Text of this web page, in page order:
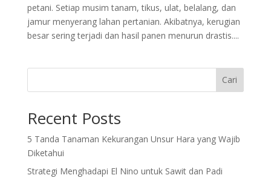
petani. Setiap musim tanam, tikus, ulat, belalang, dan
jamur menyerang lahan pertanian. Akibatnya, kerugian
besar sering terjadi dan hasil panen menurun drastis....
Cari
Recent Posts
5 Tanda Tanaman Kekurangan Unsur Hara yang Wajib
Diketahui
Strategi Menghadapi El Nino untuk Sawit dan Padi